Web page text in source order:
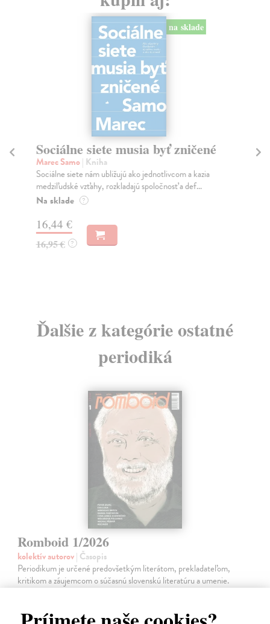
na sklade
Sociálne siete musia byť zničené
Marec Samo| Kniha
Sociálne siete nám ubližujú ako jednotlivcom a kazia
medziľudské vzťahy, rozkladajú spoločnosť a def...
Na sklade ?
16,44 €
16,95 € ?
Ďalšie z kategórie ostatné
periodiká
Romboid 1/2026
kolektív autorov| Časopis
Periodikum je určené predovšetkým literátom, prekladateľom,
kritikom a záujemcom o súčasnú slovenskú literatúru a umenie.
Zasielame do 14 dní